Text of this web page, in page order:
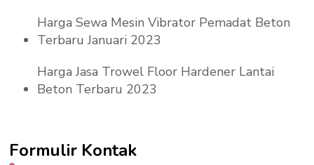
Harga Sewa Mesin Vibrator Pemadat Beton
Terbaru Januari 2023
Harga Jasa Trowel Floor Hardener Lantai
Beton Terbaru 2023
Formulir Kontak